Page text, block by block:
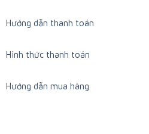
Hướng dẫn thanh toán
Hình thức thanh toán
Hướng dẫn mua hàng